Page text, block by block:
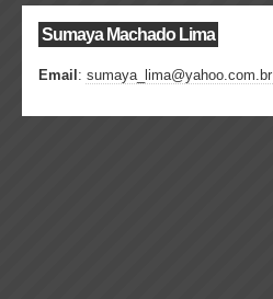
Sumaya Machado Lima
Email : sumaya_lima@yahoo.com.br